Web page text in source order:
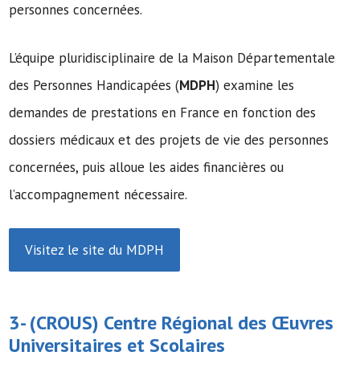
personnes concernées.
L’équipe pluridisciplinaire de la Maison Départementale
des Personnes Handicapées (MDPH) examine les
demandes de prestations en France en fonction des
dossiers médicaux et des projets de vie des personnes
concernées, puis alloue les aides financières ou
l’accompagnement nécessaire.
Visitez le site du MDPH
3- (CROUS) Centre Régional des Œuvres
Universitaires et Scolaires